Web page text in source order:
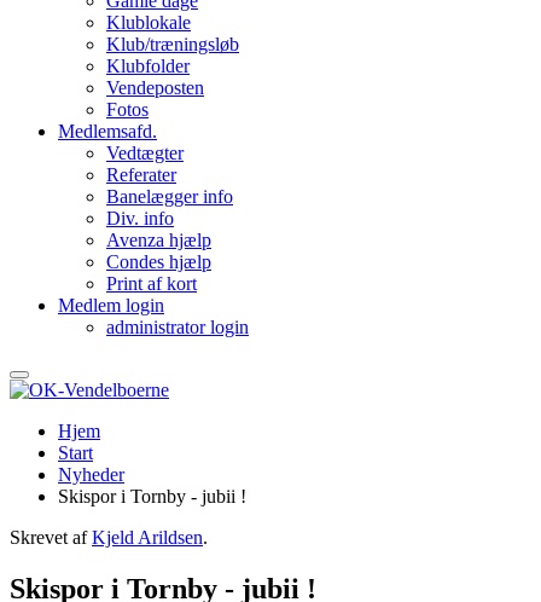
Klublokale
Klub/træningsløb
Klubfolder
Vendeposten
Fotos
Medlemsafd.
Vedtægter
Referater
Banelægger info
Div. info
Avenza hjælp
Condes hjælp
Print af kort
Medlem login
administrator login
Hjem
Start
Nyheder
Skispor i Tornby - jubii !
Skrevet afKjeld Arildsen.
Skispor i Tornby - jubii !